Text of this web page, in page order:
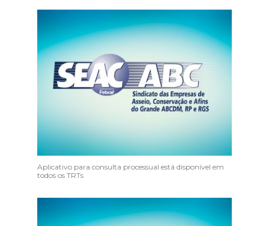
Aplicativo para consulta processual está disponível em
todos os TRTs